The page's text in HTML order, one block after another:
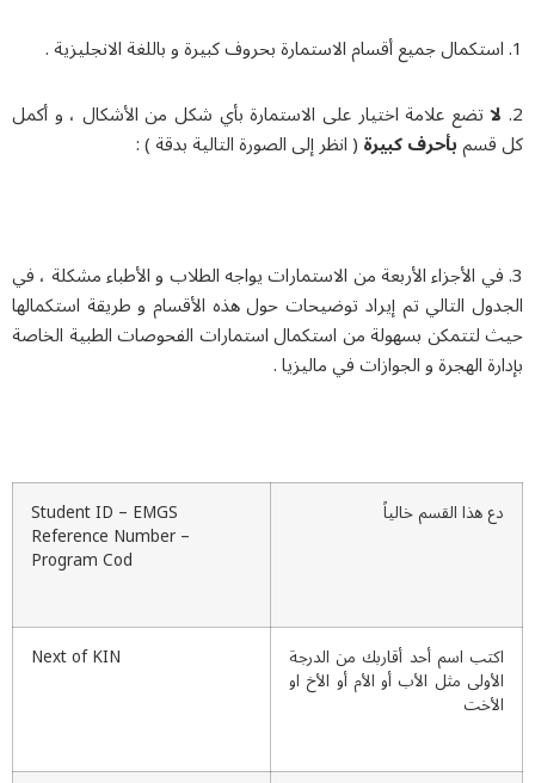
تضع علامة اختيار على الاستمارة بأي شكل من الأشكال ، و أكمل
بأحرف كبيرة( انظر إلى الصورة التالية بدقة ) :
الأجزاء الأربعة من الاستمارات يواجه الطلاب و الأطباء مشكلة ، في
التالي تم إيراد توضيحات حول هذه الأقسام و طريقة استكمالها
لتتمكن بسهولة من استكمال استمارات الفحوصات الطبية الخاصة
الهجرة و الجوازات في ماليزيا .
هذا القسم خالياً Student ID – EMGS
Reference Number –
Program Cod
اسم أحد أقاربك من الدرجة
مثل الأب أو الأم أو الأخ او
Next of KIN